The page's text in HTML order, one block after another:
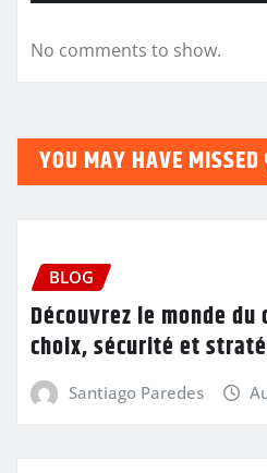
No comments to show.
YOU MAY HAVE MISSED
BLOG
Découvrez le monde
choix, sécurité et
Santiago Paredes